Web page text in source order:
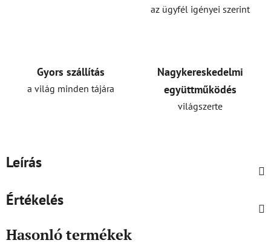
az ügyfél igényei szerint
Gyors szállítás
a világ minden tájára
Nagykereskedelmi
együttműködés
világszerte
Leírás
Értékelés
Hasonló termékek